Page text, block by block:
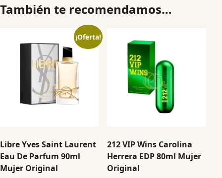
También te recomendamos…
¡Oferta!
Libre Yves Saint Laurent
Eau De Parfum 90ml
Mujer Original
212 VIP Wins Carolina
Herrera EDP 80ml Mujer
Original